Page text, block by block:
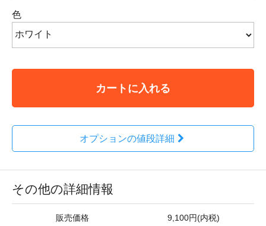
色
カートに入れる
オプションの値段詳細
その他の詳細情報
販売価格 9,100円(内税)